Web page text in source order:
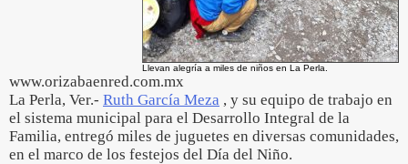
Llevan alegría a miles de niños en La Perla.
www.orizabaenred.com.mx
La Perla, Ver.- Ruth García Meza , y su equipo de trabajo en
el sistema municipal para el Desarrollo Integral de la
Familia, entregó miles de juguetes en diversas comunidades,
en el marco de los festejos del Día del Niño.